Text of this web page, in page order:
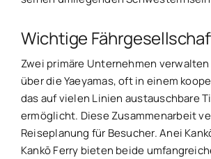
Wichtige
Zwei primäre Unternehmen
über die Yaeyamas, oft in einem
das auf vielen Linien austauschbare
ermöglicht. Diese Zusammenarbeit
Reiseplanung für Besucher. Anei
Kankō Ferry bieten beide